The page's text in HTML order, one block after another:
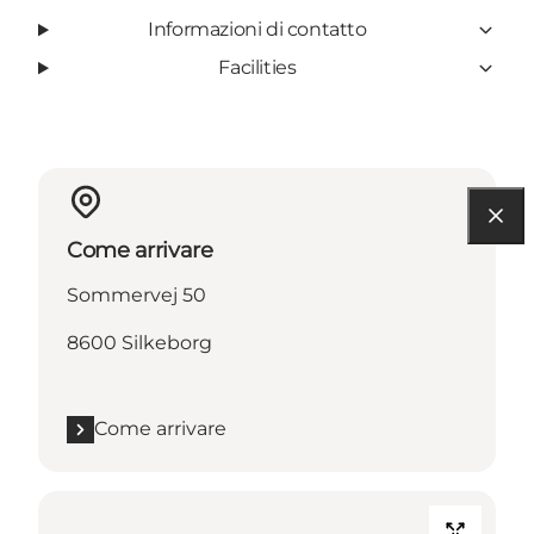
Informazioni di contatto
Facilities
Come arrivare
Sommervej 50
8600 Silkeborg
Come arrivare